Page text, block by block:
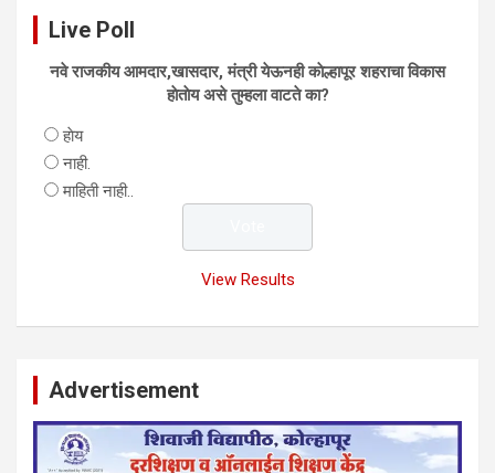
Live Poll
नवे राजकीय आमदार,खासदार, मंत्री येऊनही काेल्हापूर शहराचा विकास
हाेताेय असे तुम्हला वाटते का?
हाेय
नाही.
माहिती नाही..
View Results
Advertisement